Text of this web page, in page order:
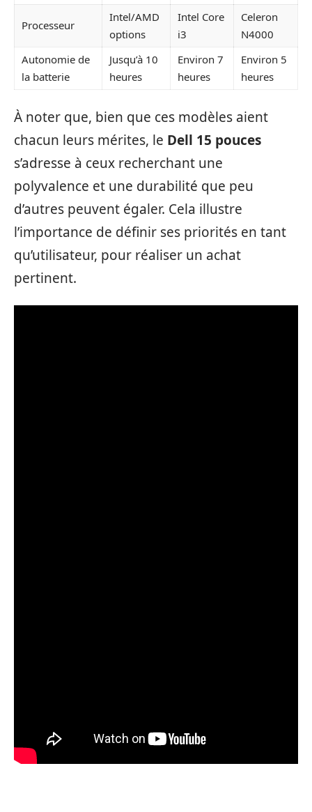
Processeur
Intel/AMD
options
Intel Core
i3
Celeron
N4000
Autonomie de
la batterie
Jusqu’à 10
heures
Environ 7
heures
Environ 5
heures
À noter que, bien que ces modèles aient
chacun leurs mérites, le Dell 15 pouces
s’adresse à ceux recherchant une
polyvalence et une durabilité que peu
d’autres peuvent égaler. Cela illustre
l’importance de définir ses priorités en tant
qu’utilisateur, pour réaliser un achat
pertinent.